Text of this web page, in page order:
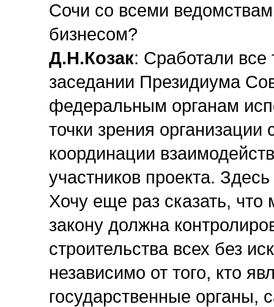
Сочи со всеми
бизнесом?
Д.Н.Козак: Сработали
заседании Президиума
федеральным органам
точки зрения
координации
участников проекта.
Хочу еще раз сказать, что
закону должна
строительства всех без
независимо от того, кто
государственные органы,